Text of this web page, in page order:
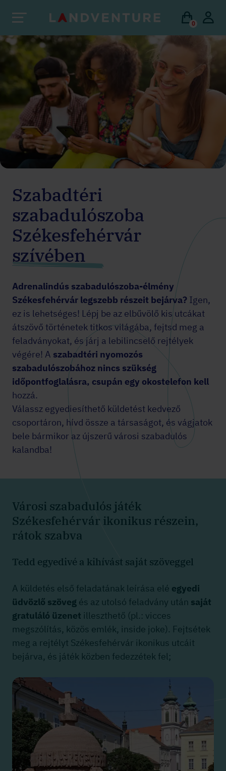
0
Szabadtéri
szabadulószoba
Székesfehérvár
szívében
Adrenalindús szabadulószoba-élmény
Székesfehérvár legszebb részeit bejárva? Igen,
ez is lehetséges! Lépj be az elbűvölő kis utcákat
átszövő történetek titkos világába, fejtsd meg a
feladványokat, és járj a lebilincselő rejtélyek
végére! A szabadtéri nyomozós
szabadulószobához nincs szükség
időpontfoglalásra, csupán egy okostelefon kell
hozzá.
Válassz egyediesíthető küldetést kedvező
csoportáron, hívd össze a társaságot, és vágjatok
bele bármikor az újszerű városi szabadulós
kalandba!
Városi szabadulós játék
Székesfehérvár ikonikus részein,
rátok szabva
Tedd egyedivé a kihívást saját szöveggel
A küldetés első feladatának leírása elé egyedi
üdvözlő szöveg és az utolsó feladvány után saját
gratuláló üzenet illeszthető (pl.: vicces
megszólítás, közös emlék, inside joke). Fejtsétek
meg a rejtélyt Székesfehérvár ikonikus utcáit
bejárva, és játék közben fedezzétek fel;